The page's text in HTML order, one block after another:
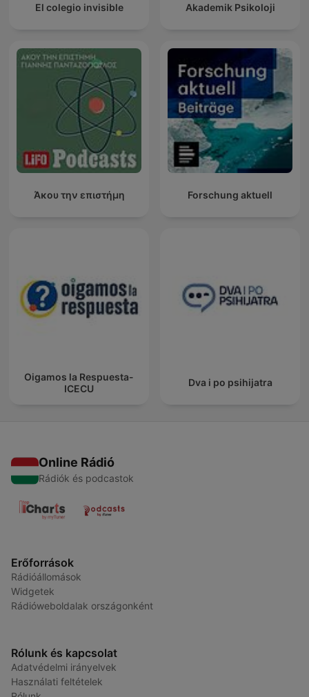
El colegio invisible Akademik Psikoloji
Άκου την επιστήμη Forschung aktuell
Oigamos la Respuesta-
ICECU
Dva i po psihijatra
Online Rádió
Rádiók és podcastok
Erőforrások
Rádióállomások
Widgetek
Rádióweboldalak országonként
Rólunk és kapcsolat
Adatvédelmi irányelvek
Használati feltételek